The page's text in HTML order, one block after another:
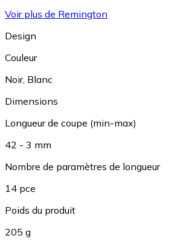
Voir plus de Remington
Design
Couleur
Noir, Blanc
Dimensions
Longueur de coupe (min-max)
42 - 3 mm
Nombre de paramètres de longueur
14 pce
Poids du produit
205 g